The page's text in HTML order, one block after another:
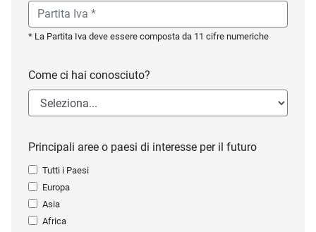
* La Partita Iva deve essere composta da 11 cifre numeriche
Come ci hai conosciuto?
Principali aree o paesi di interesse per il futuro
Tutti i Paesi
Europa
Asia
Africa